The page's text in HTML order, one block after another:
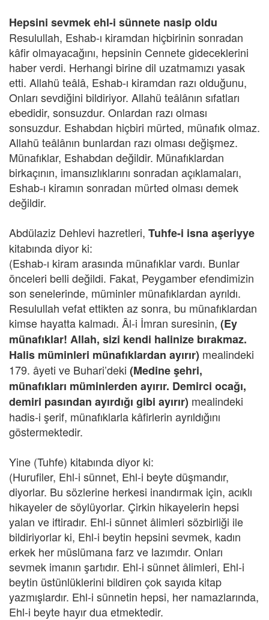
Hepsini sevmek ehl-i sünnete nasip oldu
Resulullah, Eshab-ı kiramdan hiçbirinin sonradan
kâfir olmayacağını, hepsinin Cennete gideceklerini
haber verdi. Herhangi birine dil uzatmamızı yasak
etti. Allahü teâlâ, Eshab-ı kiramdan razı olduğunu,
Onları sevdiğini bildiriyor. Allahü teâlânın sıfatları
ebedidir, sonsuzdur. Onlardan razı olması
sonsuzdur. Eshabdan hiçbiri mürted, münafık olmaz.
Allahü teâlânın bunlardan razı olması değişmez.
Münafıklar, Eshabdan değildir. Münafıklardan
birkaçının, imansızlıklarını sonradan açıklamaları,
Eshab-ı kiramın sonradan mürted olması demek
değildir.
Abdülaziz Dehlevi hazretleri, Tuhfe-i isna aşeriyye
kitabında diyor ki:
(Eshab-ı kiram arasında münafıklar vardı. Bunlar
önceleri belli değildi. Fakat, Peygamber efendimizin
son senelerinde, müminler münafıklardan ayrıldı.
Resulullah vefat ettikten az sonra, bu münafıklardan
kimse hayatta kalmadı. Âl-i İmran suresinin, (Ey
münafıklar! Allah, sizi kendi halinize bırakmaz.
Halis müminleri münafıklardan ayırır) mealindeki
179. âyeti ve Buhari’deki (Medine şehri,
münafıkları müminlerden ayırır. Demirci ocağı,
demiri pasından ayırdığı gibi ayırır) mealindeki
hadis-i şerif, münafıklarla kâfirlerin ayrıldığını
göstermektedir.
Yine (Tuhfe) kitabında diyor ki:
(Hurufiler, Ehl-i sünnet, Ehl-i beyte düşmandır,
diyorlar. Bu sözlerine herkesi inandırmak için, acıklı
hikayeler de söylüyorlar. Çirkin hikayelerin hepsi
yalan ve iftiradır. Ehl-i sünnet âlimleri sözbirliği ile
bildiriyorlar ki, Ehl-i beytin hepsini sevmek, kadın
erkek her müslümana farz ve lazımdır. Onları
sevmek imanın şartıdır. Ehl-i sünnet âlimleri, Ehl-i
beytin üstünlüklerini bildiren çok sayıda kitap
yazmışlardır. Ehl-i sünnetin hepsi, her namazlarında,
Ehl-i beyte hayır dua etmektedir.